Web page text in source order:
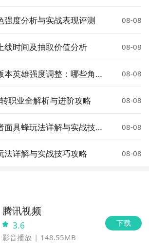
强度分析与实战表现评测 08-08
线时间及抽取价值分析 08-08
本英雄强度调整：哪些角色
08-08
职业全解析与进阶攻略 08-08
面具蜂玩法详解与实战技巧
08-08
法详解与实战技巧攻略 08-08
腾讯视频
3.6
影音播放 148.55MB
下载